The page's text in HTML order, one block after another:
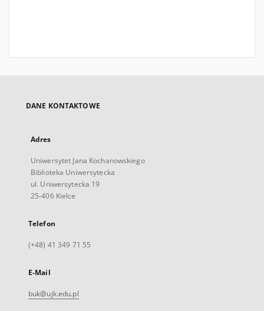
DANE KONTAKTOWE
Adres
Uniwersytet Jana Kochanowskiego
Biblioteka Uniwersytecka
ul. Uniwersytecka 19
25-406 Kielce
Telefon
(+48) 41 349 71 55
E-Mail
buk@ujk.edu.pl